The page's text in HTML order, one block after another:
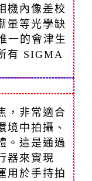
機內像差校
暈等光學缺
一的會津生
有 SIGMA
，非常適合
境中拍攝、
。這是通過
器來實現
用於手持拍